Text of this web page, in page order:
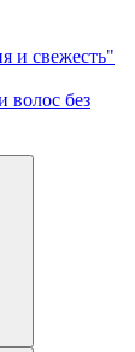
и свежесть"